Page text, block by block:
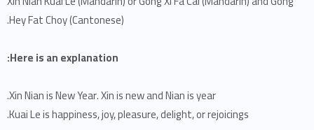
Hey Fat Choy (Cantonese).
Here is an explanation:
Xin Nian is New Year. Xin is new and Nian is year.
Kuai Le is happiness, joy, pleasure, delight, or rejoicings.